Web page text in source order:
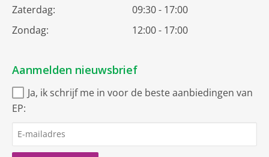
Zaterdag:
09:30 - 17:00
Zondag:
12:00 - 17:00
Aanmelden nieuwsbrief
Ja, ik schrijf me in voor de beste aanbiedingen van
EP: